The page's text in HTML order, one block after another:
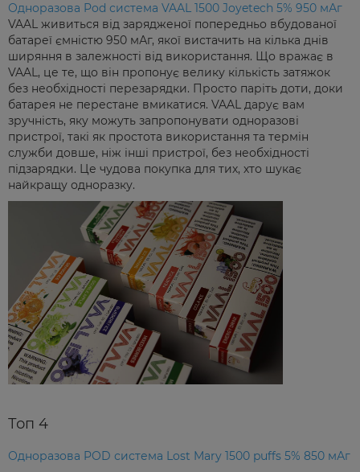
Одноразова Pod система VAAL 1500 Joyetech 5% 950 мАг
VAAL живиться від зарядженої попередньо вбудованої
батареї ємністю 950 мАг, якої вистачить на кілька днів
ширяння в залежності від використання. Що вражає в
VAAL, це те, що він пропонує велику кількість затяжок
без необхідності перезарядки. Просто паріть доти, доки
батарея не перестане вмикатися. VAAL дарує вам
зручність, яку можуть запропонувати одноразові
пристрої, такі як простота використання та термін
служби довше, ніж інші пристрої, без необхідності
підзарядки. Це чудова покупка для тих, хто шукає
найкращу одноразку.
Топ 4
Одноразова POD система Lost Mary 1500 puffs 5% 850 мАг